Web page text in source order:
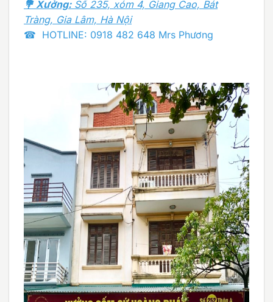
💐 Xưởng:Số 235, xóm 4, Giang Cao, Bát
Tràng, Gia Lâm, Hà Nội
☎ HOTLINE: 0918 482 648 Mrs Phương